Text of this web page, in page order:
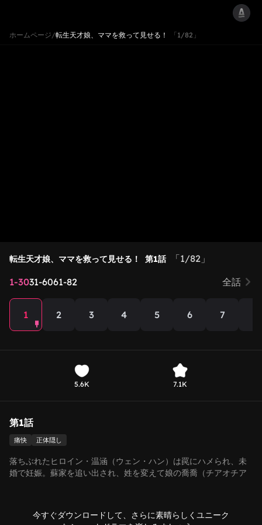
ホームページ/転生天才娘、ママを救って見せる！ 「1/82」
転生天才娘、ママを救って見せる！ 第1話
「1/82」
1-3031-6061-82 全話
1 2 3 4 5 6 7
5.6K 7.1K
第1話
痛快 正体隠し
落ちぶれたヒロイン・温涵（ウェン・ハン）は罠にハメられ、未
婚で妊娠。蘇家を追い出され、姓を変えて娘の喬喬（チアオチア
員"として大活躍！ウッカリして温涵を名門入りさせ、さらには賀
今すぐダウンロードして、さらに素晴らしくユニーク